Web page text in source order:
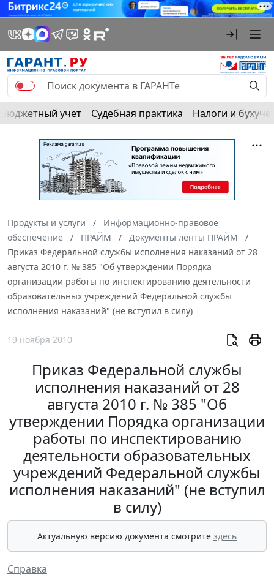
Бюджетный учет Судебная практика Налоги и
Продукты и услуги
Информационно-правовое
обеспечение
ПРАЙМ
Документы ленты ПРАЙМ
Приказ Федеральной службы исполнения наказаний от 28
августа 2010 г. № 385 "Об утверждении Порядка
организации работы по инспектированию деятельности
образовательных учреждений Федеральной службы
исполнения наказаний" (не вступил в силу)
19 ноября 2010
Приказ Федеральной службы
исполнения наказаний от 28
августа 2010 г. № 385 "Об
утверждении Порядка организации
работы по инспектированию
деятельности образовательных
учреждений Федеральной службы
исполнения наказаний" (не вступил
в силу)
Актуальную версию документа смотрите здесь
Справка